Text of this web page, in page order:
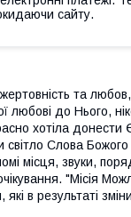
сайту.
та любов,
любові до Нього,
хотіла донести
світло Слова
місця, звуки,
"Місія
які в результаті